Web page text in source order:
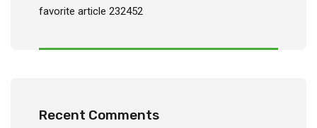
favorite article 232452
Recent Comments